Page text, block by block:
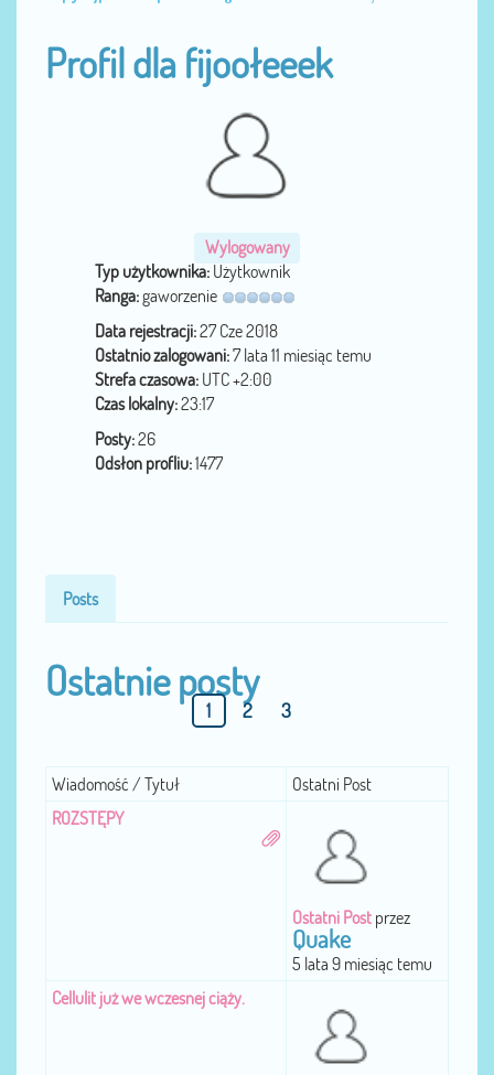
Profil dla fijoołeeek
Wylogowany
Typ użytkownika: Użytkownik
Ranga:gaworzenie
Data rejestracji:27 Cze 2018
Ostatnio zalogowani:7 lata 11 miesiąc temu
Strefa czasowa: UTC +2:00
Czas lokalny:23:17
Posty:26
Odsłon profliu:1477
Posts
Ostatnie posty
1 2 3
Wiadomość / Tytuł
Ostatni Post
ROZSTĘPY
Ostatni Post przez
Quake
5 lata 9 miesiąc temu
Cellulit już we wczesnej ciąży.